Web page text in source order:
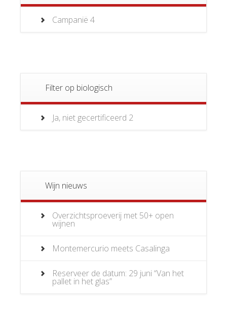
Campanië 4
Filter op biologisch
Ja, niet gecertificeerd 2
Wijn nieuws
Overzichtsproeverij met 50+ open
wijnen
Montemercurio meets Casalinga
Reserveer de datum: 29 juni “Van het
pallet in het glas”